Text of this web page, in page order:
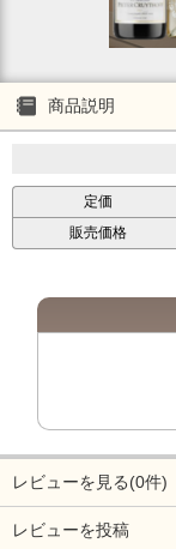
商品説明
定価
販売価格
レビューを見る(0件)
レビューを投稿